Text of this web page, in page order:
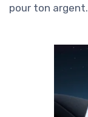
pour ton argent.